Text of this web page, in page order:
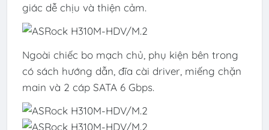
giác dễ chịu và thiện cảm.
Ngoài chiếc bo mạch chủ, phụ kiện bên trong
có sách hướng dẫn, đĩa cài driver, miếng chặn
main và 2 cáp SATA 6 Gbps.